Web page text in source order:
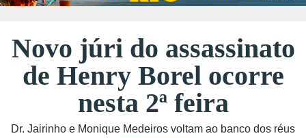
Novo júri do assassinato
de Henry Borel ocorre
nesta 2ª feira
Dr. Jairinho e Monique Medeiros voltam ao banco dos réus